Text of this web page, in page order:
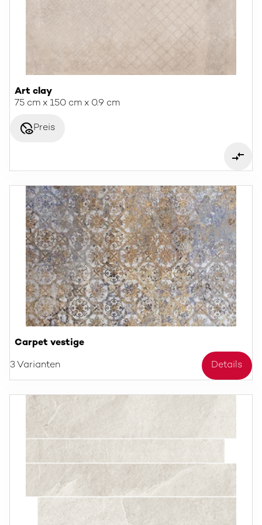
Art clay
75 cm x 150 cm x 0.9 cm
disabled_visiblePreis
Carpet vestige
3 Varianten Details